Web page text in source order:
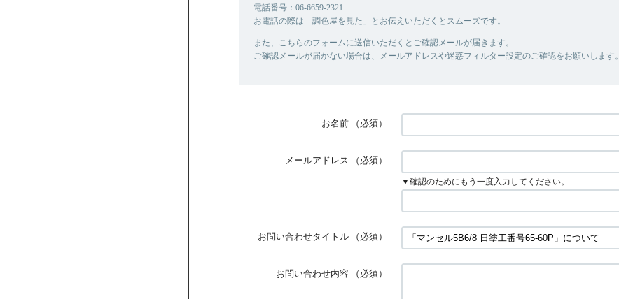
電話番号：06-6659-2321
お電話の際は「調色屋を見た」とお伝えいただくとスムーズです。
また、こちらのフォームに送信いただくとご確認メールが届きます。
ご確認メールが届かない場合は、メールアドレスや迷惑フィルター設定のご確認をお願いします。
お名前 （必須）
メールアドレス （必須）
▼確認のためにもう一度入力してください。
お問い合わせタイトル （必須）
お問い合わせ内容 （必須）